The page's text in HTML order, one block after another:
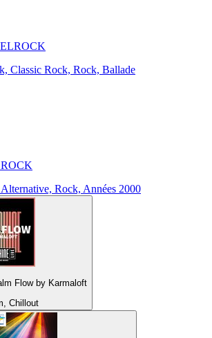
Classic Rock, Rock, Ballade
Rock, Années 2000
Flow by Karmaloft
Chillout